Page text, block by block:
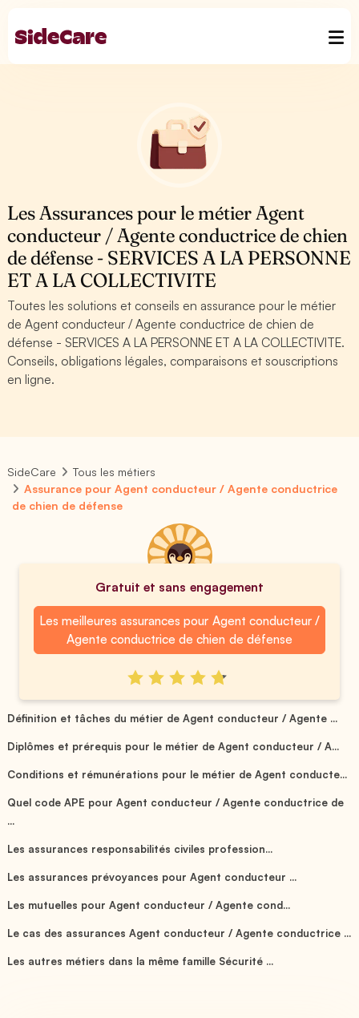
Les Assurances pour le métier Agent
conducteur / Agente conductrice de chien
de défense - SERVICES A LA PERSONNE
ET A LA COLLECTIVITE
Toutes les solutions et conseils en assurance pour le métier
de Agent conducteur / Agente conductrice de chien de
défense - SERVICES A LA PERSONNE ET A LA COLLECTIVITE.
Conseils, obligations légales, comparaisons et souscriptions
en ligne.
SideCare
Tous les métiers
Assurance pour Agent conducteur / Agente conductrice
de chien de défense
Gratuit et sans engagement
Les meilleures assurances pour Agent conducteur /
Agente conductrice de chien de défense
Définition et tâches du métier de Agent conducteur / Agente ...
Diplômes et prérequis pour le métier de Agent conducteur / A...
Conditions et rémunérations pour le métier de Agent conducte...
Quel code APE pour Agent conducteur / Agente conductrice de
...
Les assurances responsabilités civiles profession...
Les assurances prévoyances pour Agent conducteur ...
Les mutuelles pour Agent conducteur / Agente cond...
Le cas des assurances Agent conducteur / Agente conductrice ...
Les autres métiers dans la même famille Sécurité ...